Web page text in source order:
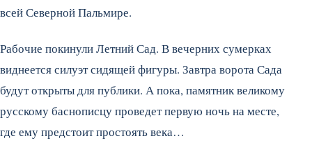
всей Северной Пальмире.
Рабочие покинули Летний Сад. В вечерних сумерках
виднеется силуэт сидящей фигуры. Завтра ворота Сада
будут открыты для публики. А пока, памятник великому
русскому баснописцу проведет первую ночь на месте,
где ему предстоит простоять века…